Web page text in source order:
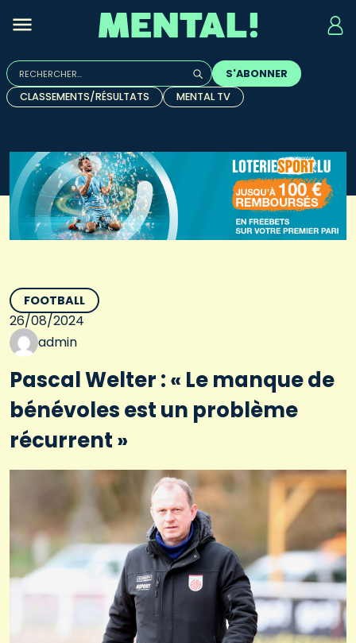
Rechercher :
Quand les résultats de l'auto-complétion sont
S'ABONNER
CLASSEMENTS/RÉSULTATS
MENTAL TV
FOOTBALL
26/08/2024
admin
Pascal Welter : « Le manque de
bénévoles est un problème
récurrent »